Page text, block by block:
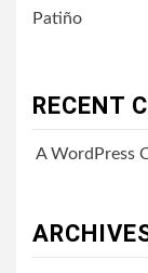
Patiño
RECENT
A WordPress